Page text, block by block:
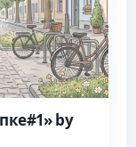
by